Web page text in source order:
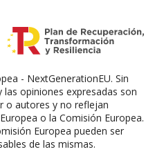
- NextGenerationEU. Sin
opiniones expresadas son
o autores y no reflejan
o la Comisión Europea.
Europea pueden ser
de las mismas.